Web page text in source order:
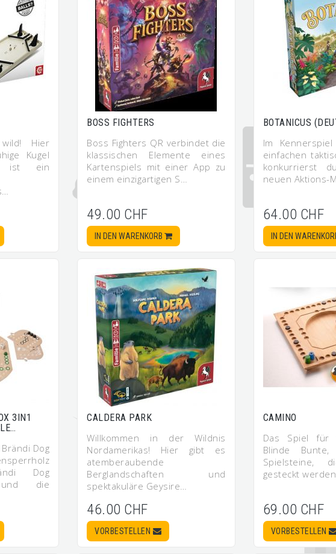
Hier
Kugel
ist ein
BOSS FIGHTERS
Boss Fighters QR verbindet die
klassischen Elemente eines
Kartenspiels mit einer App zu
einem einzigartigen S…
49.00 CHF
IN DEN WARENKORB
BOTANICUS
Im
einfachen
konkurrierst
neuen Aktions-
64.00 CHF
IN DEN
3IN1
Dog
Dog
und die
CALDERA PARK
Willkommen in der Wildnis
Nordamerikas! Hier gibt es
atemberaubende
Berglandschaften und
spektakuläre Geysire…
46.00 CHF
VORBESTELLEN
CAMINO
Das Spiel für
Blinde
Spielsteine,
gesteckt
69.00 CHF
VORBESTELLEN